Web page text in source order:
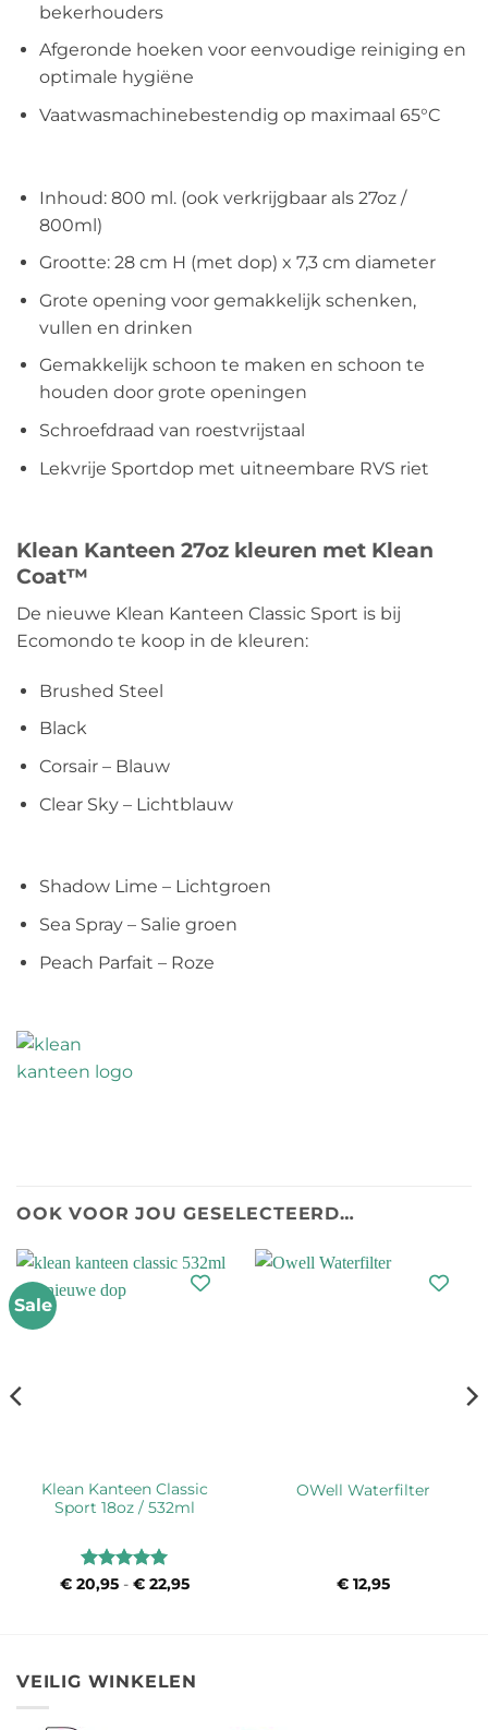
bekerhouders
Afgeronde hoeken voor eenvoudige reiniging en
optimale hygiëne
Vaatwasmachinebestendig op maximaal 65°C
Inhoud: 800 ml. (ook verkrijgbaar als 27oz /
800ml)
Grootte: 28 cm H (met dop) x 7,3 cm diameter
Grote opening voor gemakkelijk schenken,
vullen en drinken
Gemakkelijk schoon te maken en schoon te
houden door grote openingen
Schroefdraad van roestvrijstaal
Lekvrije Sportdop met uitneembare RVS riet
Klean Kanteen 27oz kleuren met Klean
Coat™
De nieuwe Klean Kanteen Classic Sport is bij
Ecomondo te koop in de kleuren:
Brushed Steel
Black
Corsair – Blauw
Clear Sky – Lichtblauw
Shadow Lime – Lichtgroen
Sea Spray – Salie groen
Peach Parfait – Roze
OOK VOOR JOU GESELECTEERD…
Sale
Klean Kanteen Classic
Sport 18oz / 532ml
Waardering
€ 20,95 - € 22,95
OWell Waterfilter
€ 12,95
VEILIG WINKELEN